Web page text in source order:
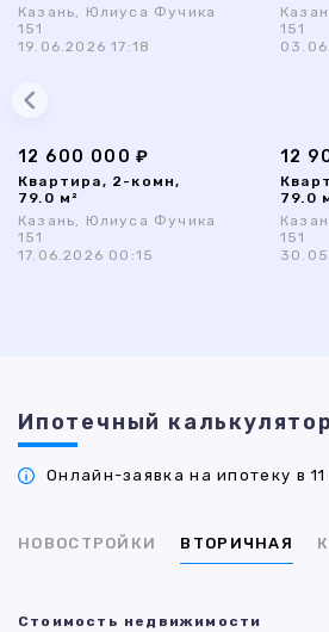
Казань, Юлиуса Фучика
151
19.06.2026 17:18
151
12 600 000 ₽
Квартира, 2-комн,
79.0 м²
Казань, Юлиуса Фучика
151
17.06.2026 00:15
12
79.0
151
Ипотечный калькулятор
Онлайн-заявка на ипотеку в
НОВОСТРОЙКИ ВТОРИЧНАЯ
Стоимость недвижимости